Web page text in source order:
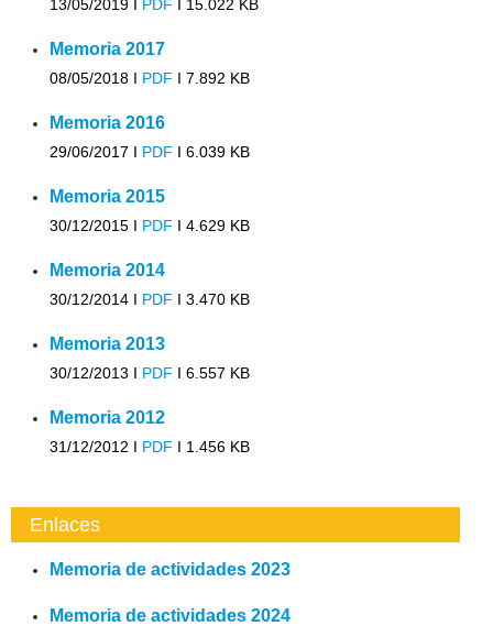
13/05/2019 I PDF I 15.022 KB
Memoria 2017
08/05/2018 I PDF I 7.892 KB
Memoria 2016
29/06/2017 I PDF I 6.039 KB
Memoria 2015
30/12/2015 I PDF I 4.629 KB
Memoria 2014
30/12/2014 I PDF I 3.470 KB
Memoria 2013
30/12/2013 I PDF I 6.557 KB
Memoria 2012
31/12/2012 I PDF I 1.456 KB
Enlaces
Memoria de actividades 2023
Memoria de actividades 2024